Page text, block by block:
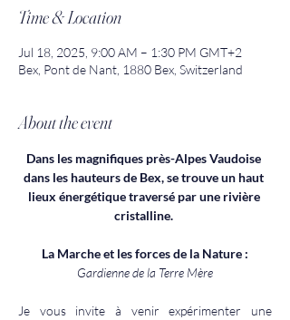
Time & Location
Jul 18, 2025, 9:00 AM – 1:30 PM GMT+2
Bex, Pont de Nant, 1880 Bex, Switzerland
About the event
Dans les magnifiques près-Alpes Vaudoise
dans les hauteurs de Bex, se trouve un haut
lieux énergétique traversé par une rivière
cristalline.
La Marche et les forces de la Nature :
Gardienne de la Terre Mère
Je vous invite à venir expérimenter une